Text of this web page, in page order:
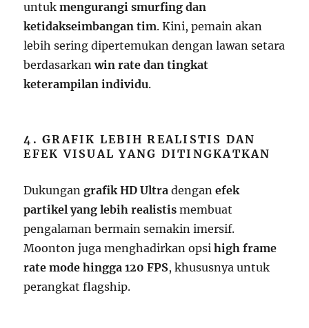
untukmengurangi smurfing dan
ketidakseimbangan tim. Kini, pemain akan
lebih sering dipertemukan dengan lawan setara
berdasarkanwin rate dan tingkat
keterampilan individu.
4. GRAFIK LEBIH REALISTIS DAN
EFEK VISUAL YANG DITINGKATKAN
Dukungangrafik HD Ultra denganefek
partikel yang lebih realistis membuat
pengalaman bermain semakin imersif.
Moonton juga menghadirkan opsihigh frame
rate mode hingga 120 FPS, khususnya untuk
perangkat flagship.